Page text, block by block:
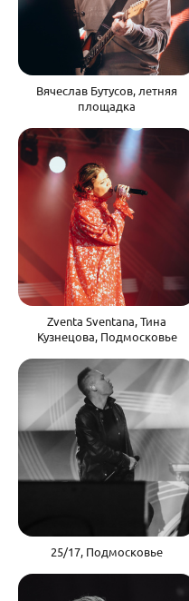
Вячеслав Бутусов, летняя
площадка
Zventa Sventana, Тина
Кузнецова, Подмосковье
25/17, Подмосковье